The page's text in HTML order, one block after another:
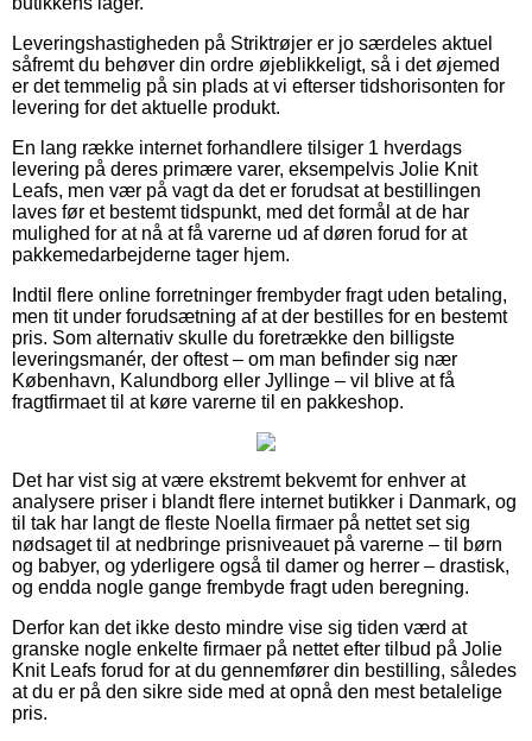
Leveringshastigheden på Striktrøjer er jo særdeles aktuel
såfremt du behøver din ordre øjeblikkeligt, så i det øjemed
er det temmelig på sin plads at vi efterser tidshorisonten for
levering for det aktuelle produkt.
En lang række internet forhandlere tilsiger 1 hverdags
levering på deres primære varer, eksempelvis Jolie Knit
Leafs, men vær på vagt da det er forudsat at bestillingen
laves før et bestemt tidspunkt, med det formål at de har
mulighed for at nå at få varerne ud af døren forud for at
pakkemedarbejderne tager hjem.
Indtil flere online forretninger frembyder fragt uden betaling,
men tit under forudsætning af at der bestilles for en bestemt
pris. Som alternativ skulle du foretrække den billigste
leveringsmanér, der oftest – om man befinder sig nær
København, Kalundborg eller Jyllinge – vil blive at få
fragtfirmaet til at køre varerne til en pakkeshop.
Det har vist sig at være ekstremt bekvemt for enhver at
analysere priser i blandt flere internet butikker i Danmark, og
til tak har langt de fleste Noella firmaer på nettet set sig
nødsaget til at nedbringe prisniveauet på varerne – til børn
og babyer, og yderligere også til damer og herrer – drastisk,
og endda nogle gange frembyde fragt uden beregning.
Derfor kan det ikke desto mindre vise sig tiden værd at
granske nogle enkelte firmaer på nettet efter tilbud på Jolie
Knit Leafs forud for at du gennemfører din bestilling, således
at du er på den sikre side med at opnå den mest betalelige
pris.